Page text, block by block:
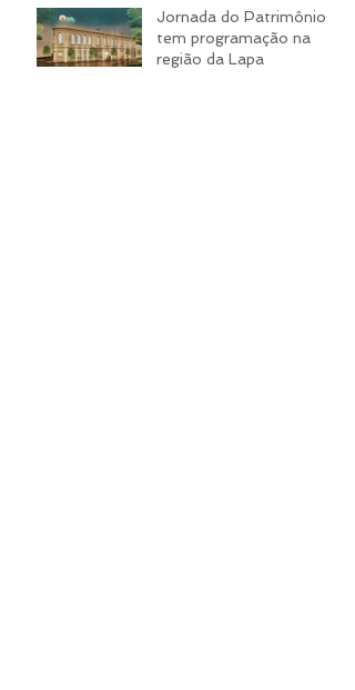
Jornada do Patrimônio
tem programação na
região da Lapa